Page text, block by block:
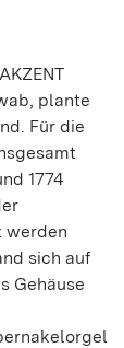
plante
Für die
1774
werden
sich auf
Gehäuse